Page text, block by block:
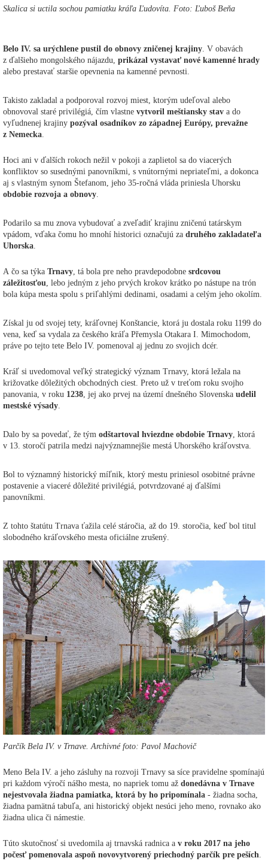
Skalica si uctila sochou pamiatku kráľa Ľudovíta. Foto: Ľuboš Beňa
Belo IV. sa urýchlene pustil do obnovy zničenej krajiny. V obavách
z ďalšieho mongolského nájazdu, prikázal vystavať nové kamenné hrady
alebo prestavať staršie opevnenia na kamenné pevnosti.
Takisto zakladal a podporoval rozvoj miest, ktorým udeľoval alebo
obnovoval staré privilégiá, čím vlastne vytvoril meštiansky stav a do
vyľudnenej krajiny pozýval osadníkov zo západnej Európy, prevažne
z Nemecka.
Hoci ani v ďalších rokoch nežil v pokoji a zaplietol sa do viacerých
konfliktov so susednými panovníkmi, s vnútornými nepriateľmi, a dokonca
aj s vlastným synom Štefanom, jeho 35-ročná vláda priniesla Uhorsku
obdobie rozvoja a obnovy.
Podarilo sa mu znova vybudovať a zveľadiť krajinu zničenú tatárskym
vpádom, vďaka čomu ho mnohí historici označujú za druhého zakladateľa
Uhorska.
A čo sa týka Trnavy, tá bola pre neho pravdepodobne srdcovou
záležitosťou, lebo jedným z jeho prvých krokov krátko po nástupe na trón
bola kúpa mesta spolu s priľahlými dedinami, osadami a celým jeho okolím.
Získal ju od svojej tety, kráľovnej Konštancie, ktorá ju dostala roku 1199 do
vena, keď sa vydala za českého kráľa Přemysla Otakara I. Mimochodom,
práve po tejto tete Belo IV. pomenoval aj jednu zo svojich dcér.
Kráľ si uvedomoval veľký strategický význam Trnavy, ktorá ležala na
križovatke dôležitých obchodných ciest. Preto už v treťom roku svojho
panovania, v roku 1238, jej ako prvej na území dnešného Slovenska udelil
mestské výsady.
Dalo by sa povedať, že tým odštartoval hviezdne obdobie Trnavy, ktorá
v 13. storočí patrila medzi najvýznamnejšie mestá Uhorského kráľovstva.
Bol to významný historický míľnik, ktorý mestu priniesol osobitné právne
postavenie a viaceré dôležité privilégiá, potvrdzované aj ďalšími
panovníkmi.
Z tohto štatútu Trnava ťažila celé stáročia, až do 19. storočia, keď bol titul
slobodného kráľovského mesta oficiálne zrušený.
Parčík Bela IV. v Trnave. Archivné foto: Pavol Machovič
Meno Bela IV. a jeho zásluhy na rozvoji Trnavy sa síce pravidelne spomínajú
pri každom výročí nášho mesta, no napriek tomu až donedávna v Trnave
nejestvovala žiadna pamiatka, ktorá by ho pripomínala - žiadna socha,
žiadna pamätná tabuľa, ani historický objekt nesúci jeho meno, rovnako ako
žiadna ulica či námestie.
Túto skutočnosť si uvedomila aj trnavská radnica a v roku 2017 na jeho
počesť pomenovala aspoň novovytvorený priechodný parčík pre peších